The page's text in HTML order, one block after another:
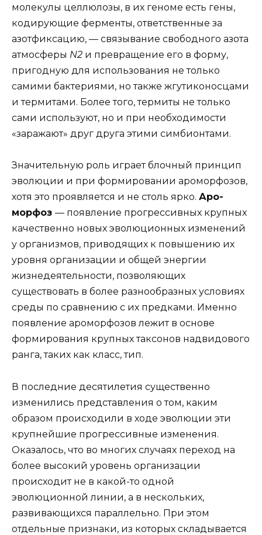
молекулы целлюлозы, в их геноме есть гены,
кодирующие ферменты, ответственные за
азотфиксацию, — связывание свободного азота
атмосферы N2 и превращение его в форму,
пригодную для использования не только
самими бактериями, но также жгутиконосцами
и термитами. Более того, термиты не только
сами используют, но и при необходимости
«заражают» друг друга этими симбионтами.
Значительную роль играет блочный принцип
эволюции и при формировании ароморфозов,
хотя это проявляется и не столь ярко. Аро-
морфоз — появление прогрессивных крупных
качественно новых эволюционных изменений
у организмов, приводящих к повышению их
уровня организации и общей энергии
жизнедеятельности, позволяющих
существовать в более разнообразных условиях
среды по сравнению с их предками. Именно
появление ароморфозов лежит в основе
формирования крупных таксонов надвидового
ранга, таких как класс, тип.
В последние десятилетия существенно
изменились представления о том, каким
образом происходили в ходе эволюции эти
крупнейшие прогрессивные изменения.
Оказалось, что во многих случаях переход на
более высокий уровень организации
происходит не в какой-то одной
эволюционной линии, а в нескольких,
развивающихся параллельно. При этом
отдельные признаки, из которых складывается